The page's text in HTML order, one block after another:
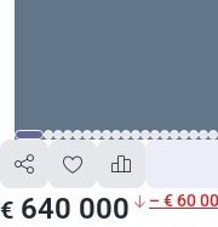
€ 640 000 – € 60